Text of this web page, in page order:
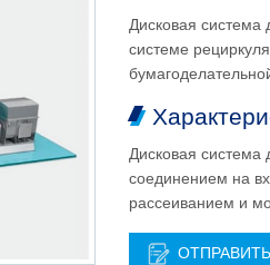
Дисковая система
системе
Дисковая система
соединением на
рассеиванием и